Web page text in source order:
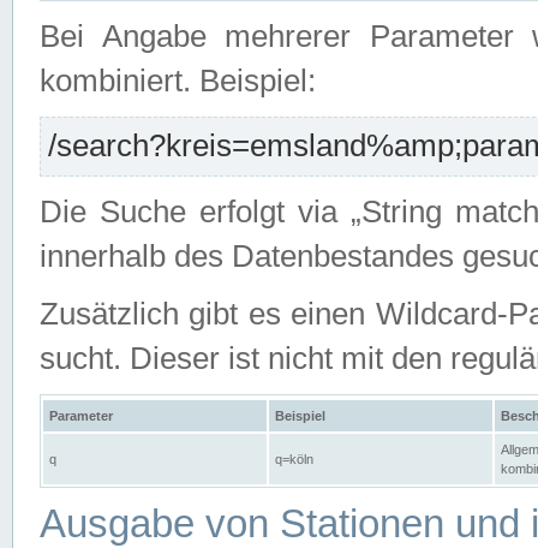
Bei Angabe mehrerer Parameter
kombiniert. Beispiel:
/
Die Suche erfolgt via „String
innerhalb des Datenbestandes
Zusätzlich gibt es einen Wildcard-
sucht. Dieser ist nicht mit den
Parameter Beispiel
q q=köln
Ausgabe von Stationen und